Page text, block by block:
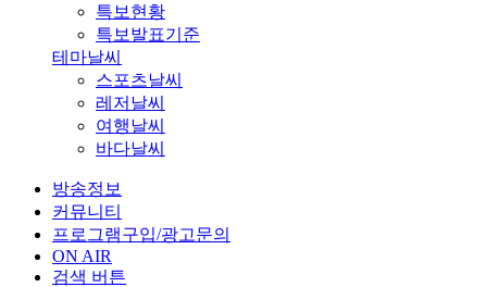
특보현황
특보발표기준
테마날씨
스포츠날씨
레저날씨
여행날씨
바다날씨
방송정보
커뮤니티
프로그램구입/광고문의
ON AIR
검색 버튼